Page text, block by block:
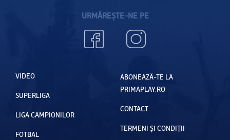
URMĂREȘTE-NE PE
VIDEO
SUPERLIGA
LIGA CAMPIONILOR
FOTBAL
ABONEAZĂ-TE LA
PRIMAPLAY.RO
CONTACT
TERMENI ȘI CONDIȚII